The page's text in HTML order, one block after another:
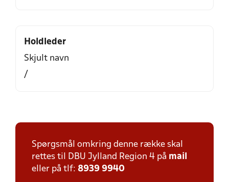
Holdleder
Skjult navn
/
Spørgsmål omkring denne række skal
rettes til DBU Jylland Region 4 på mail
eller på tlf: 8939 9940